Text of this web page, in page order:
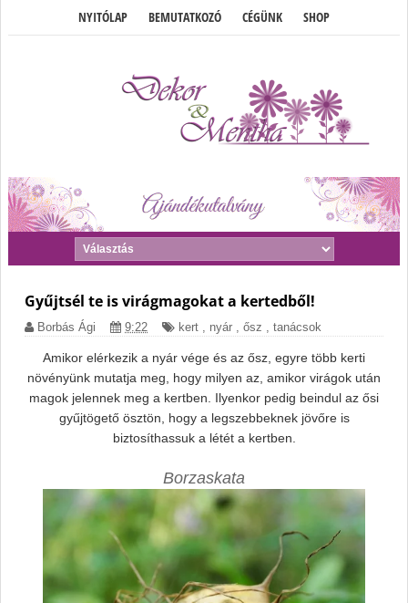
NYITÓLAP BEMUTATKOZÓ CÉGÜNK SHOP
Gyűjtsél te is virágmagokat a kertedből!
Borbás Ági 9:22 kert , nyár , ősz , tanácsok
Amikor elérkezik a nyár vége és az ősz, egyre több kerti
növényünk mutatja meg, hogy milyen az, amikor virágok után
magok jelennek meg a kertben. Ilyenkor pedig beindul az ősi
gyűjtögető ösztön, hogy a legszebbeknek jövőre is
biztosíthassuk a létét a kertben.
Borzaskata